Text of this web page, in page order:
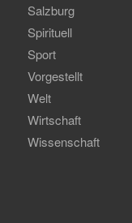
Salzburg
Spirituell
Sport
Vorgestellt
Welt
Wirtschaft
Wissenschaft